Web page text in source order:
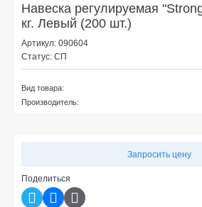
Навеска регулируемая
кг. Левый (200 шт.)
Артикул: 090604
Статус: СП
Вид товара:
Производитель:
Запросить цену
Поделиться